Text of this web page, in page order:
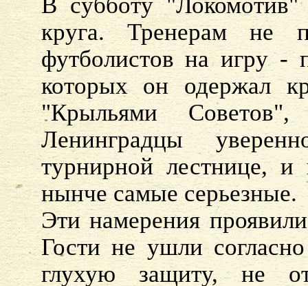
круга. Тренерам не
футболистов на игру -
которых он одержал
"Крыльями
Ленинградцы
турнирной лестнице,
нынче самые серьезные.
Эти намерения
Гости не ушли
глухую защиту, не